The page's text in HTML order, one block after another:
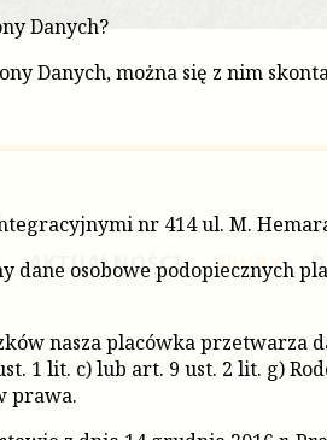
AKTUALNOŚCI GRUPY
Danych?
Danych, można się z nim
nr 414 ul. M.
osobowe podopiecznych
nasza placówka przetwarza
1 lit. c) lub art. 9 ust. 2 lit. g)
prawa.